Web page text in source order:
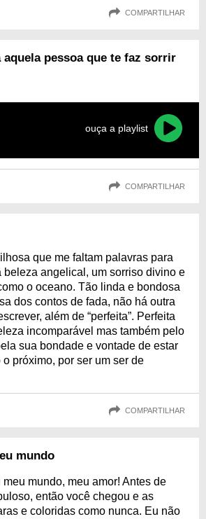
COMPARTILHAR
aquela pessoa que te faz sorrir
ouça a playlist
COMPARTILHAR
que me faltam palavras para
beleza angelical, um sorriso divino e
o oceano. Tão linda e bondosa
dos contos de fada, não há outra
além de “perfeita”. Perfeita
incomparável mas também pelo
sua bondade e vontade de estar
próximo, por ser um ser de
COMPARTILHAR
mundo
mundo, meu amor! Antes de
então você chegou e as
e coloridas como nunca. Eu não